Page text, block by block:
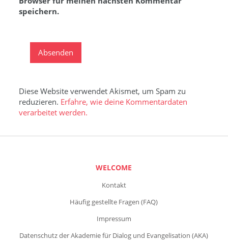
speichern.
Diese Website verwendet Akismet, um Spam zu
reduzieren. Erfahre, wie deine Kommentardaten
verarbeitet werden.
WELCOME
Kontakt
Häufig gestellte Fragen (FAQ)
Impressum
Datenschutz der Akademie für Dialog und Evangelisation (AKA)